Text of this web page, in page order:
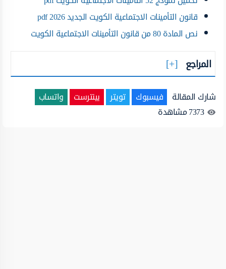
قانون التأمينات الاجتماعية الكويت الجديد 2026 pdf
نص المادة 80 من قانون التأمينات الاجتماعية الكويت
المراجع
شارك المقالة فيسبوك تويتر بينترست
واتساب
7373مشاهدة